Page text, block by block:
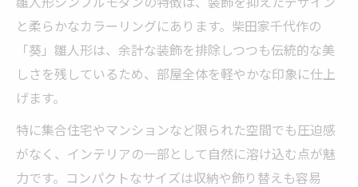
と柔らかなカラーリングにあります。柴田家千代作の
「葵」雛人形は、余計な装飾を排除しつつも伝統的な美
しさを残しているため、部屋全体を軽やかな印象に仕上
げます。
特に集合住宅やマンションなど限られた空間でも圧迫感
がなく、インテリアの一部として自然に溶け込む点が魅
力です。コンパクトなサイズは収納や飾り替えも容易